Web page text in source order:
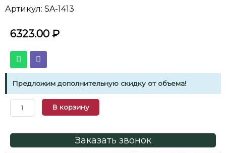
Артикул: SA-1413
6323.00 ₽
Предложим дополнительную скидку от объема!
В корзину
Заказать звонок